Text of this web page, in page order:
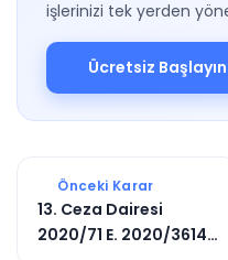
işlerinizi tek yerden
Ücretsiz Başlayın
Önceki Karar
13. Ceza Dairesi
2020/71 E. 2020/3614